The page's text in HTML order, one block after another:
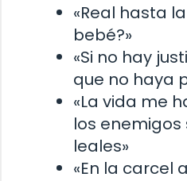
«Real hasta
bebé?»
«Si no hay
que no haya
«La vida me
los enemigos
leales»
«En la carcel